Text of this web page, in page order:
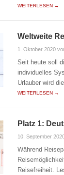
WEITERLESEN →
Weltweite
1. Oktober 2020
Seit heute soll
individuelles
Urlauber wird
WEITERLESEN →
Platz 1:
10. September
Während
Reisefreiheit.